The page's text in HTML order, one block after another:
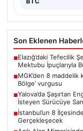
Son Eklenen
■Elazığ’daki Tefecilik
Mektubu İpuçlarıyla
■MGK’den 8
Bölge’ vurgusu
■Yalova’da Şaşırtan
İsteyen Sürücüye
■İstanbul’un 8
Gerçekleşecek